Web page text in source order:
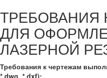
ТРЕБОВАНИЯ
ДЛЯ
ЛАЗЕРНОЙ
Требования к чертежам